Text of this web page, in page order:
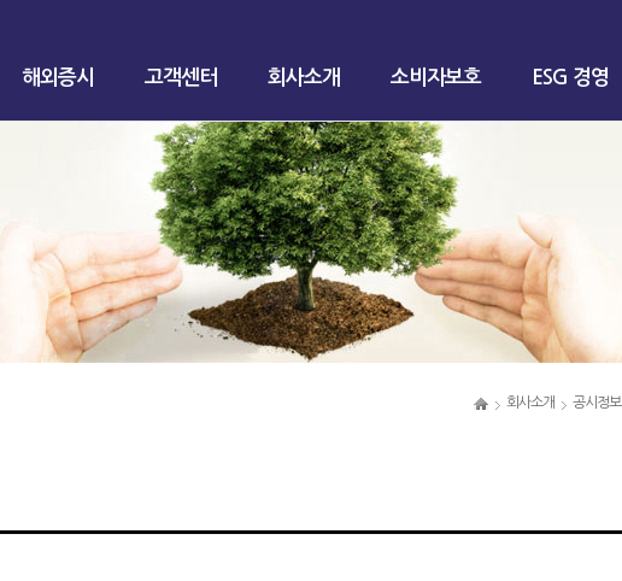
해외증시 고객센터 회사소개 소비자보호 ESG 경영
회사소개 공시정보